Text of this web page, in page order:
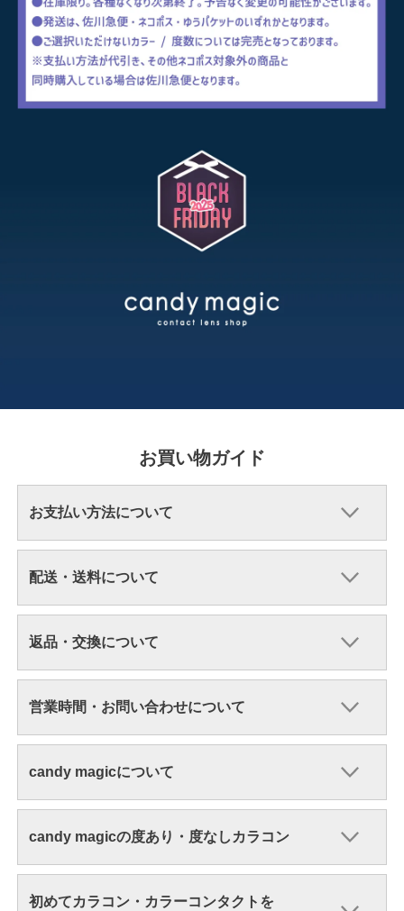
お買い物ガイド
お支払い方法について
配送・送料について
返品・交換について
営業時間・お問い合わせについて
candy magicについて
candy magicの度あり・度なしカラコン
初めてカラコン・カラーコンタクトを